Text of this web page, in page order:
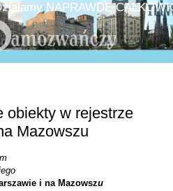
NAPRAWDĘ
obiekty w rejestrze
Mazowszu
i na Mazowszu